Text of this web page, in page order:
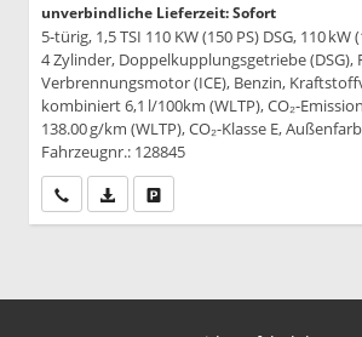
unverbindliche Lieferzeit: Sofort
5-türig, 1,5 TSI 110 KW (150 PS) DSG, 110 kW
4 Zylinder, Doppelkupplungsgetriebe
Verbrennungsmotor (ICE), Benzin,
kombiniert 6,1 l/100km (WLTP), CO₂-
138.00 g/km (WLTP), CO₂-Klasse E,
Fahrzeugnr.: 128845
Wir rufen Sie anPDF-Datei, Fahrzeugexposé drucken